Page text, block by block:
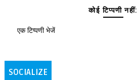
कोई टिप्पणी नहीं:
एक टिप्पणी भेजें
SOCIALIZE